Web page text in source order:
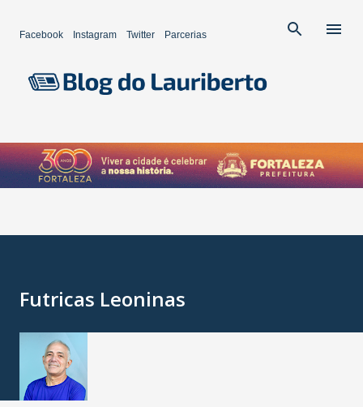
Facebook Instagram Twitter Parcerias
Futricas Leoninas